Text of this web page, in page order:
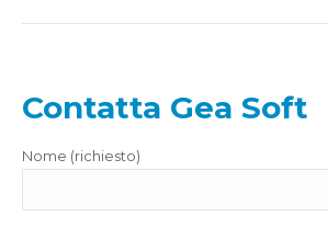
Contatta Gea Soft
Nome (richiesto)